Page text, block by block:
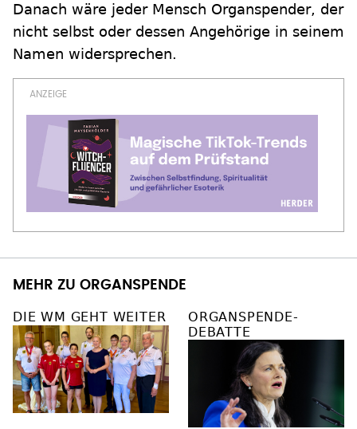
Danach wäre jeder Mensch Organspender, der
nicht selbst oder dessen Angehörige in seinem
Namen widersprechen.
MEHR ZU ORGANSPENDE
DIE WM GEHT WEITER
ORGANSPENDE-
DEBATTE